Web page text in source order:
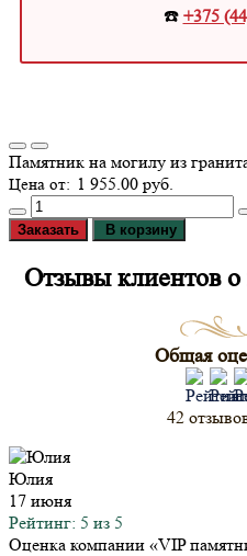
☎️ +375
Памятник на могилу из
1 955.00 руб.
Заказать В корзину
Отзывы клиентов
Общая
42
Юлия
17 июня
Рейтинг: 5 из 5
Оценка компании «VIP